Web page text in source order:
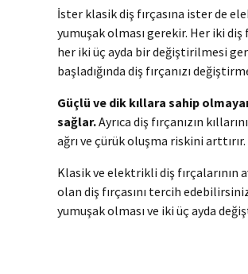
İster klasik diş fırçasına ister de
yumuşak olması gerekir. Her iki diş
her iki üç ayda bir değiştirilmesi
başladığında diş fırçanızı
Güçlü ve dik kıllara sahip
sağlar.Ayrıca diş fırçanızın
ağrı ve çürük oluşma riskini arttırır.
Klasik ve elektrikli diş fırçalarının
olan diş fırçasını tercih
yumuşak olması ve iki üç ayda